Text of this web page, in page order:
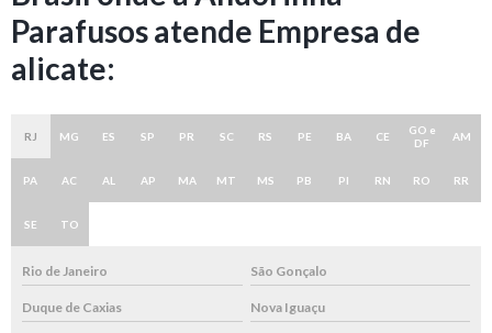
Parafusos atende Empresa de
alicate:
RJ MG ES SP PR SC RS PE BA CE
GO e
DF
AM
PA AC AL AP MA MT MS PB PI RN RO RR
SE TO
Rio de Janeiro São Gonçalo
Duque de Caxias Nova Iguaçu